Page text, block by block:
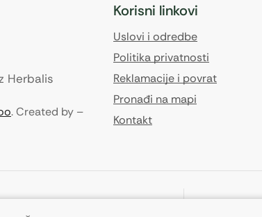
Herbalis
. Created by –
Korisni linkovi
Uslovi i odredbe
Politika privatnosti
Reklamacije i povrat
Pronađi na mapi
Kontakt